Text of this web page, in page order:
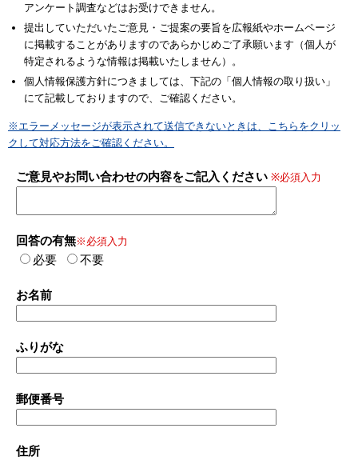
アンケート調査などはお受けできません。
提出していただいたご意見・ご提案の要旨を広報紙やホームページ
に掲載することがありますのであらかじめご了承願います（個人が
特定されるような情報は掲載いたしません）。
個人情報保護方針につきましては、下記の「個人情報の取り扱い」
にて記載しておりますので、ご確認ください。
※エラーメッセージが表示されて送信できないときは、こちらをクリッ
クして対応方法をご確認ください。
ご意見やお問い合わせの内容をご記入ください ※必須入力
回答の有無※必須入力
必要 不要
お名前
ふりがな
郵便番号
住所